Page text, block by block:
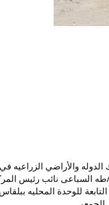
والأراضي الزراعيه في
السباعى نائب رئيس
للوحدة المحليه